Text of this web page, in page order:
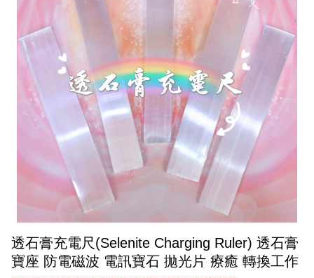
透石膏充電尺(Selenite Charging Ruler) 透石膏
寶座 防電磁波 電訊寶石 拋光片 療癒 轉換工作